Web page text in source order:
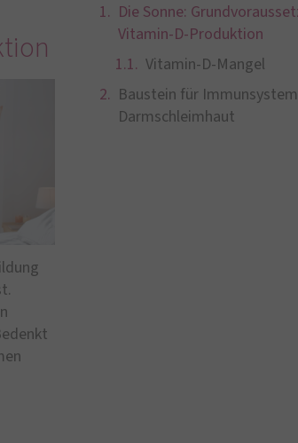
Die Sonne:
Vitamin-D-Produktion
Vitamin-D-Mangel
Baustein für
Darmschleimhaut